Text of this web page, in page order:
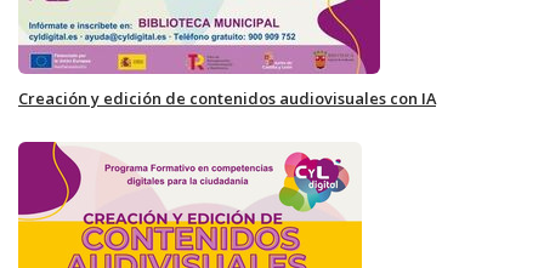
Creación y edición de contenidos audiovisuales con IA